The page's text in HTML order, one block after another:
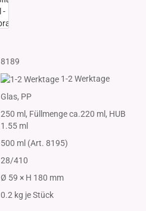
8189
1-2 Werktage
Glas, PP
250 ml, Füllmenge ca.220 ml, HUB
1.55 ml
500 ml (Art. 8195)
28/410
Ø 59 × H 180 mm
0.2 kg je Stück